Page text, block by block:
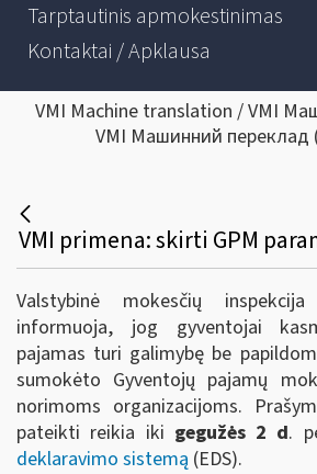
Tarptautinis apmokestinimas
Kontaktai / Apklausa
VMI Machine translation / VMI
VMI Машинний переклад
Valstybinė mokesčių
informuoja, jog gyventojai
pajamas turi galimybę be
sumokėto Gyventojų pajamų
norimoms organizacijoms.
pateikti reikia iki gegužės 2 d.
deklaravimo sistemą (EDS).